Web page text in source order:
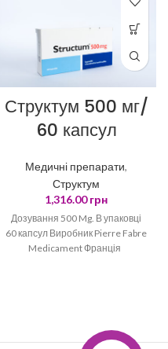
Структум 500 мг/
60 капсул
Медичні препарати,
Структум
1,316.00грн
Дозування 500 Mg. В упаковці
60 капсул Виробник Pierre Fabre
Medicament Франція